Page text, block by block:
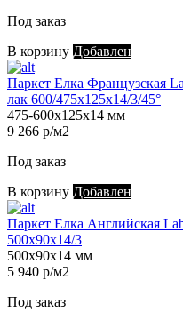
Под заказ
В корзину Добавлен
Паркет Елка Французская
лак 600/475х125х14/3/45°
475-600х125х14 мм
9 266 р/м2
Под заказ
В корзину Добавлен
Паркет Елка Английская
500х90х14/3
500х90х14 мм
5 940 р/м2
Под заказ